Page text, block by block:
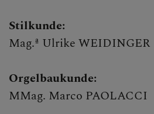
Stilkunde:
Mag.ª Ulrike WEIDINGER
Orgelbaukunde:
MMag. Marco PAOLACCI